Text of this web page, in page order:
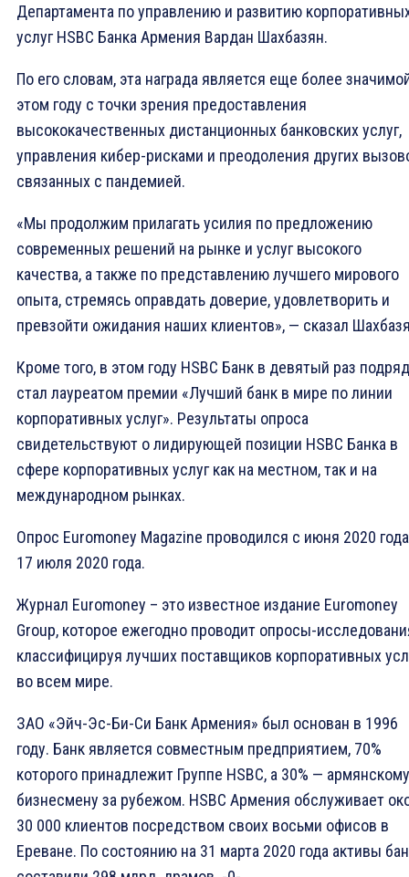
Департамента по управлению и развитию
услуг HSBC Банка Армения Вардан Шахбазян.
По его словам, эта награда является еще более
этом году с точки зрения предоставления
высококачественных дистанционных банковских услуг,
управления кибер-рисками и преодоления других
связанных с пандемией.
«Мы продолжим прилагать усилия по предложению
современных решений на рынке и услуг высокого
качества, а также по представлению лучшего мирового
опыта, стремясь оправдать доверие, удовлетворить и
превзойти ожидания наших клиентов», — сказал
Кроме того, в этом году HSBC Банк в девятый раз подряд
стал лауреатом премии «Лучший банк в мире по линии
корпоративных услуг». Результаты опроса
свидетельствуют о лидирующей позиции HSBC Банка в
сфере корпоративных услуг как на местном, так и на
международном рынках.
Опрос Euromoney Magazine проводился с июня 2020
17 июля 2020 года.
Журнал Euromoney – это известное издание Euromoney
Group, которое ежегодно проводит опросы-
классифицируя лучших поставщиков корпоративных
во всем мире.
ЗАО «Эйч-Эс-Би-Си Банк Армения» был основан в 1996
году. Банк является совместным предприятием, 70%
которого принадлежит Группе HSBC, а 30% — армянскому
бизнесмену за рубежом. HSBC Армения обслуживает
30 000 клиентов посредством своих восьми офисов в
Ереване. По состоянию на 31 марта 2020 года активы